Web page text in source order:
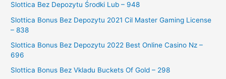
Slottica Bez Depozytu Środki Lub – 948
Slottica Bonus Bez Depozytu 2021 Cil Master Gaming License
– 838
Slottica Bonus Bez Depozytu 2022 Best Online Casino Nz –
696
Slottica Bonus Bez Vkladu Buckets Of Gold – 298